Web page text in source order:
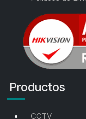
Productos
CCTV